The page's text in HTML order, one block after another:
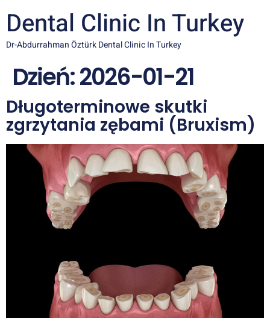
Dental Clinic In Turkey
Dr-Abdurrahman Öztürk Dental Clinic In Turkey
Dzień:2026-01-21
Długoterminowe skutki
zgrzytania zębami (Bruxism)